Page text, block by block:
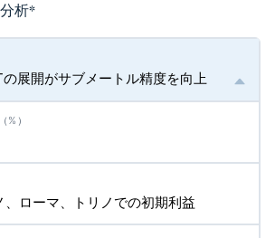
析*
展開がサブメートル精度を向上
、ローマ、トリノでの初期利益